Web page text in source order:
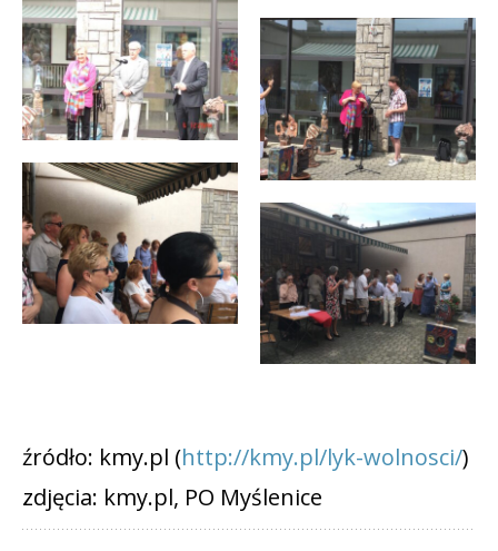
źródło: kmy.pl (http://kmy.pl/lyk-wolnosci/)
zdjęcia: kmy.pl, PO Myślenice